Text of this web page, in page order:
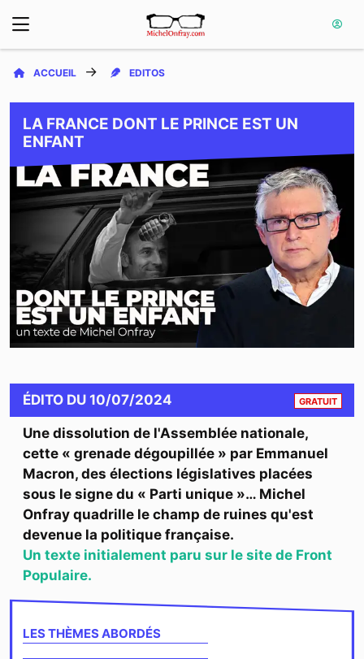
ACCUEIL EDITOS
LA FRANCE DONT LE PRINCE EST UN
ENFANT
ÉDITO DU 10/07/2024 GRATUIT
Une dissolution de l'Assemblée nationale,
cette « grenade dégoupillée » par Emmanuel
Macron, des élections législatives placées
sous le signe du « Parti unique »… Michel
Onfray quadrille le champ de ruines qu'est
devenue la politique française.
Un texte initialement paru sur le site de Front
Populaire.
LES THÈMES ABORDÉS